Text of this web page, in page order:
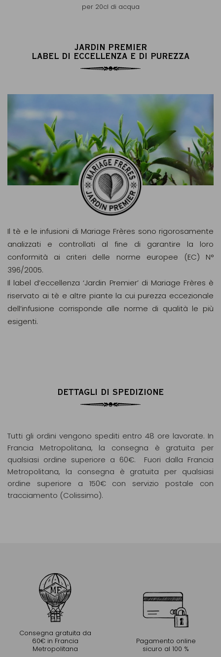
per 20cl di acqua
JARDIN PREMIER
LABEL DI ECCELLENZA E DI PUREZZA
Il tè e le infusioni di Mariage Frères sono rigorosamente
analizzati e controllati al fine di garantire la loro
conformità ai criteri delle norme europee (EC) N°
396/2005.
Il label d’eccellenza ‘Jardin Premier’ di Mariage Frères è
riservato ai tè e altre piante la cui purezza eccezionale
dell’infusione corrisponde alle norme di qualità le più
esigenti.
DETTAGLI DI SPEDIZIONE
Tutti gli ordini vengono spediti entro 48 ore lavorate. In
Francia Metropolitana, la consegna è gratuita per
qualsiasi ordine superiore a 60€. Fuori dalla Francia
Metropolitana, la consegna è gratuita per qualsiasi
ordine superiore a 150€ con servizio postale con
tracciamento (Colissimo).
Consegna gratuita da
60€ in Francia
Metropolitana
Pagamento online
sicuro al 100 %